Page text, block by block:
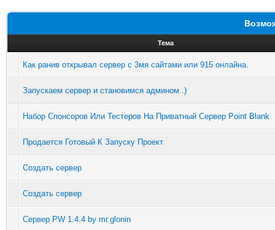
Тема
Как ранив открывал сервер с 3мя сайтами или 915 онлайна.
Запускаем сервер и становимся админом .)
Набор Спонсоров Или Тестеров На Приватный Сервер Point Blank
Продается Готовый К Запуску Проект
Создать сервер
Создать сервер
Сервер PW 1.4.4 by mr.glonin